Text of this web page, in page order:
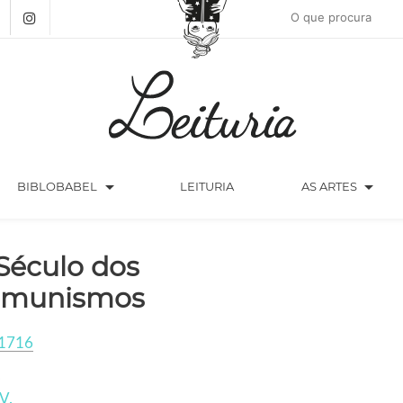
BIBLOBABEL arrow_drop_down LEITURIA AS ARTES arrow_drop_down
dos